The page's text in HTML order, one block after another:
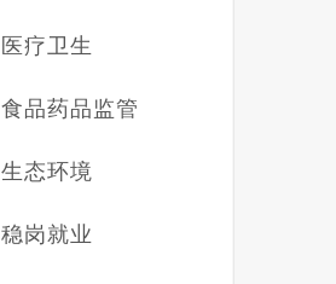
医疗卫生
食品药品监管
生态环境
稳岗就业